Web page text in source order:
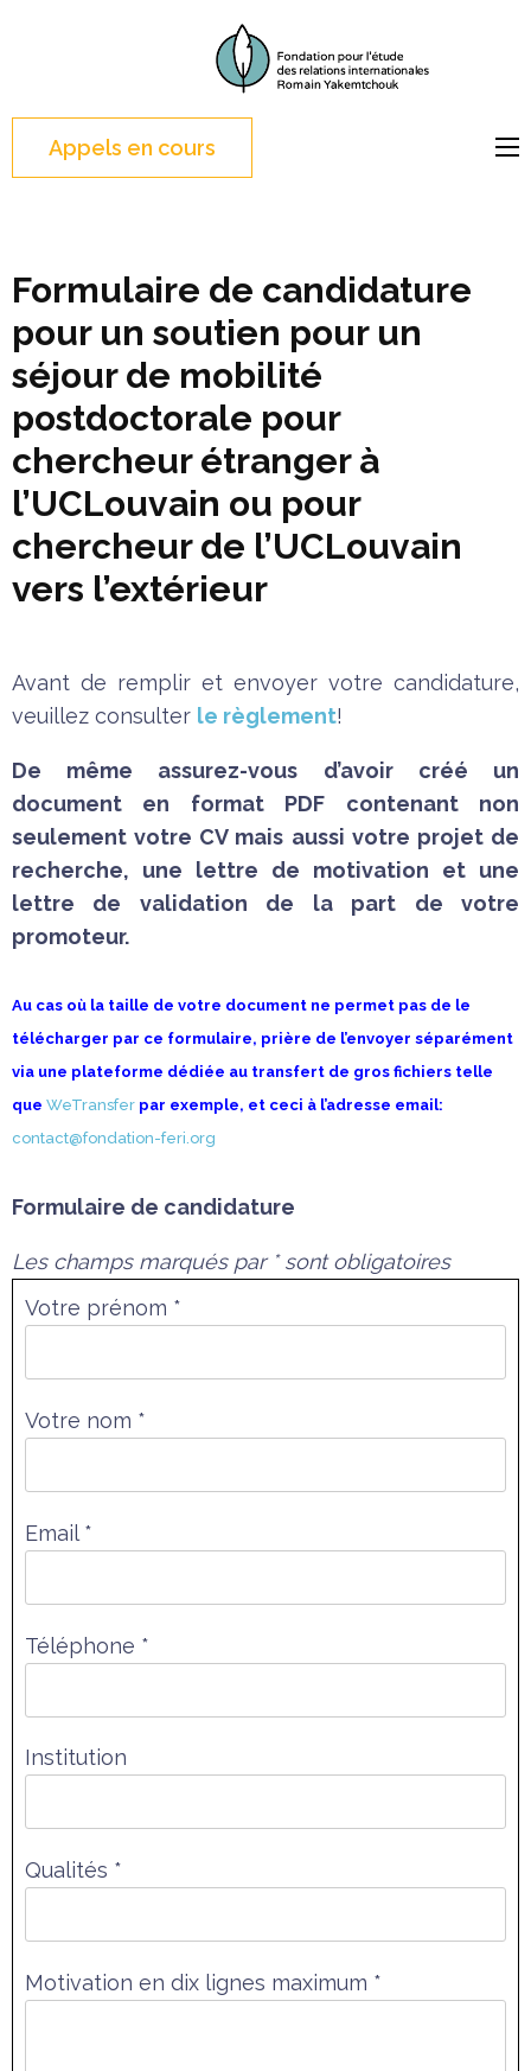
(Pressez
Entrée)
FERI
Fondation pour l'étude
Appels en cours
Formulaire de candidature
pour un soutien pour un
séjour de mobilité
postdoctorale pour
chercheur étranger à
l’UCLouvain ou pour
chercheur de l’UCLouvain
vers l’extérieur
Avant de remplir et envoyer votre candidature,
veuillez consulter le règlement!
De même assurez-vous d’avoir créé un
document en format PDF contenant non
seulement votre CV mais aussi votre projet de
recherche, une lettre de motivation et une
lettre de validation de la part de votre
promoteur.
Au cas où la taille de votre document ne permet pas de le
télécharger par ce formulaire, prière de l’envoyer séparément
via une plateforme dédiée au transfert de gros fichiers telle
que WeTransfer par exemple, et ceci à l’adresse email:
contact@fondation-feri.org
Formulaire de candidature
Les champs marqués par * sont obligatoires
Votre prénom *
Votre nom *
Email *
Téléphone *
Institution
Qualités *
Motivation en dix lignes maximum *